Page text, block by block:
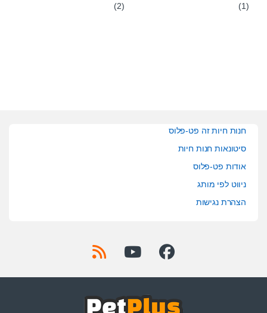
0(1) דורג(2)
חנות חיות זה פט-פלוס
סיטונאות חנות חיות
אודות פט-פלוס
ניווט לפי מותג
הצהרת נגישות